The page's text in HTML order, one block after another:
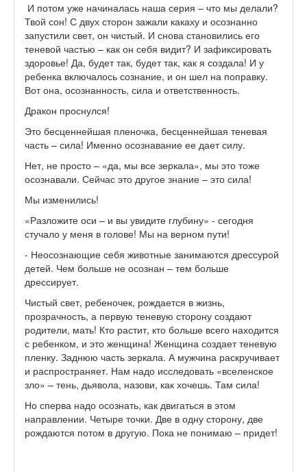
И потом уже начиналась наша серия – что мы делали?
Твой сон! С двух сторон зажали какаху и осознанно
запустили свет, он чистый. И снова становились его
теневой частью – как он себя видит? И зафиксировать
здоровье! Да, будет так, будет так, как я создала! И у
ребенка включалось сознание, и он шел на поправку.
Вот она, осознанность, сила и ответственность.
Дракон проснулся!
Это бесценнейшая пленочка, бесценнейшая теневая
часть – сила! Именно осознавание ее дает силу.
Нет, не просто – «да, мы все зеркала», мы это тоже
осознавали. Сейчас это другое знание – это сила!
Мы изменились!
«Разложите оси – и вы увидите глубину» - сегодня
стучало у меня в голове! Мы на верном пути!
- Неосознающие себя животные занимаются дрессурой
детей. Чем больше не осознан – тем больше
дрессирует.
Чистый свет, ребеночек, рождается в жизнь,
прозрачность, а первую теневую сторону создают
родители, мать! Кто растит, кто больше всего находится
с ребенком, и это женщина! Женщина создает теневую
пленку. Заднюю часть зеркала. А мужчина раскручивает
и распространяет. Нам надо исследовать «вселенское
зло» – тень, дьявола, назови, как хочешь. Там сила!
Но сперва надо осознать, как двигаться в этом
направлении. Четыре точки. Две в одну сторону, две
рождаются потом в другую. Пока не понимаю – придет!